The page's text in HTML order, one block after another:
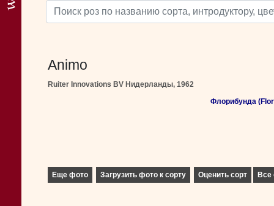
Animo
Ruiter Innovations BV Нидерланды, 1962
Флорибунда
Еще фото Загрузить фото к сорту Оценить сорт Все